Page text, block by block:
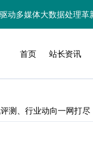
与科技驱动的性能优化
新策略的科技破局之道
术跨界多元融合新潮
端站长优化升级
首页 站长资讯
测、行业动向一网打尽